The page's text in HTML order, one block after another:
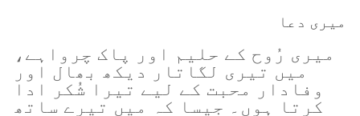
میری دعا
میری رُوح کے حلیم اور پاک چرواہے،
میں تیری لگاتار دیکھ بھال اور
وفادار محبت کے لیے تیرا شُکر ادا
کرتا ہوں۔ جیسا کہ میں تیرے ساتھ